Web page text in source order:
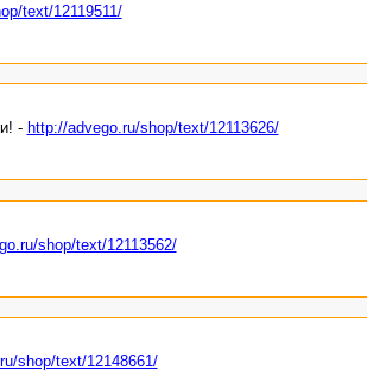
text/12119511/
- http://advego.ru/shop/text/12113626/
shop/text/12113562/
shop/text/12148661/